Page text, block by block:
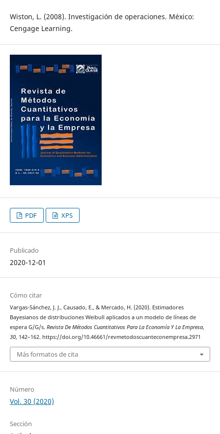
Wiston, L. (2008). Investigación de operaciones. México:
Cengage Learning.
PDF XPS
Publicado
2020-12-01
Cómo citar
Vargas-Sánchez, J. J., Causado, E., & Mercado, H. (2020). Estimadores
Bayesianos de distribuciones Weibull aplicados a un modelo de líneas de
espera G/G/s. Revista De Métodos Cuantitativos Para La Economía Y La Empresa,
30, 142–162. https://doi.org/10.46661/revmetodoscuanteconempresa.2971
Más formatos de cita
Número
Vol. 30 (2020)
Sección